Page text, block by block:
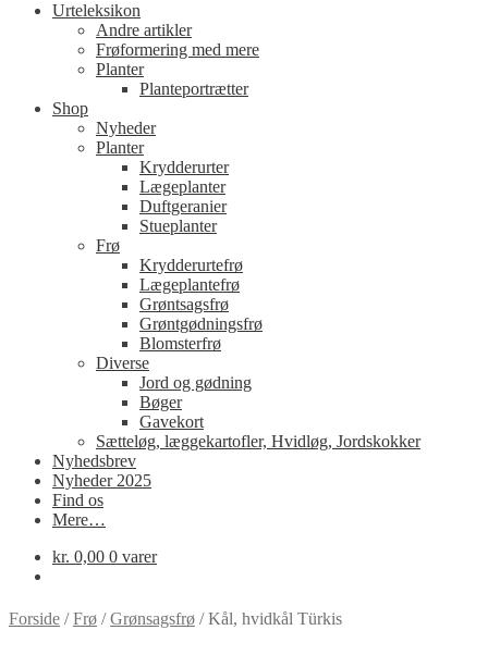
Urteleksikon
Andre artikler
Frøformering med mere
Planter
Planteportrætter
Shop
Nyheder
Planter
Krydderurter
Lægeplanter
Duftgeranier
Stueplanter
Frø
Krydderurtefrø
Lægeplantefrø
Grøntsagsfrø
Grøntgødningsfrø
Blomsterfrø
Diverse
Jord og gødning
Bøger
Gavekort
Sætteløg, læggekartofler, Hvidløg, Jordskokker
Nyhedsbrev
Nyheder 2025
Find os
Mere…
kr. 0,00 0 varer
Forside /Frø /Grønsagsfrø /Kål, hvidkål Türkis